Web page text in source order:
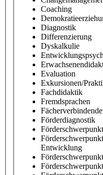
Coaching
Diagnostik
Differenzierung
Dyskalkulie
Evaluation
Exkursionen/
Fachdidaktik
Fremdsprachen
Förderdiagnostik
Entwicklung